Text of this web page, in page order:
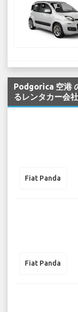
Podgorica 空港
るレンタカー会
Fiat Panda
Fiat Panda